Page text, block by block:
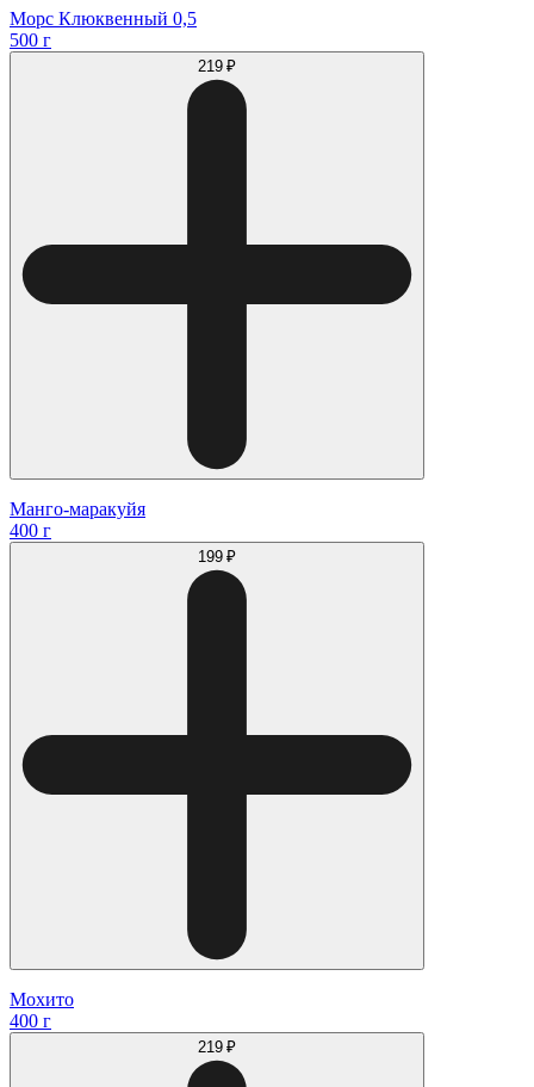
Морс Клюквенный 0,5
500 г
219 ₽
Манго-маракуйя
400 г
199 ₽
Мохито
400 г
219 ₽